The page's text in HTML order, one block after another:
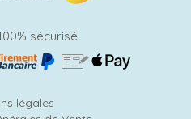
sécurisé
légales